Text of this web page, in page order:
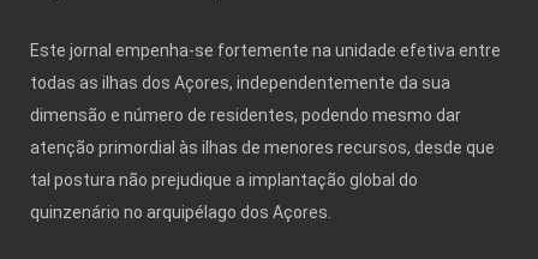
Este jornal empenha-se fortemente na unidade efetiva entre
todas as ilhas dos Açores, independentemente da sua
dimensão e número de residentes, podendo mesmo dar
atenção primordial às ilhas de menores recursos, desde que
tal postura não prejudique a implantação global do
quinzenário no arquipélago dos Açores.